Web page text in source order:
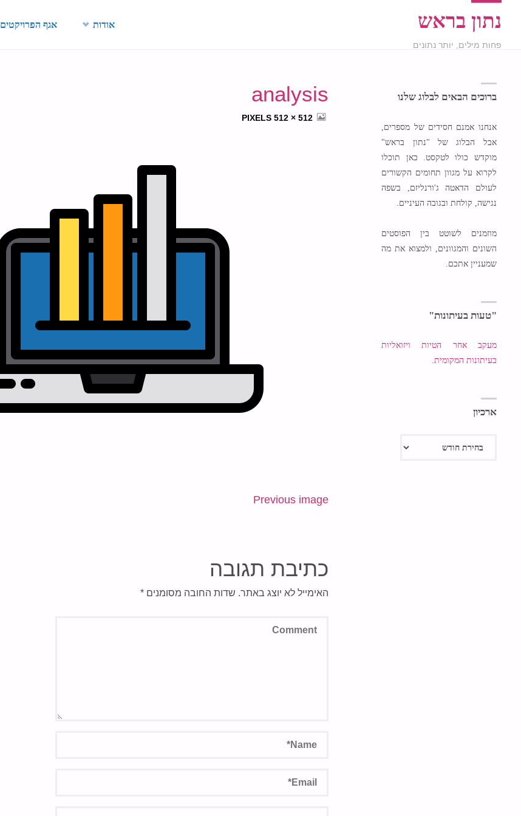
נתון בראש
פחות מילים, יותר נתונים
אודות אגף הפרויקטים
analysis
FULL
512 × 512
PIXELS
Previous image
כתיבת תגובה
האימייל לא יוצג באתר. שדות החובה מסומנים*
ברוכים הבאים לבלוג שלנו
אנחנו אמנם חסידים של מספרים,
אבל הבלוג של "נתון בראש"
מוקדש כולו לטקסט. כאן תוכלו
לקרוא על מגוון תחומים הקשורים
לעולם הדאטה ג'ורנליזם, בשפה
נגישה, קולחת ובגובה העיניים.
מוזמנים לשוטט בין הפוסטים
השונים והמגוונים, ולמצוא את מה
שמעניין אתכם.
"טעות בעיתונות"
מעקב אחר הטיות ויזואליות
בעיתונות המקומית.
ארכיון